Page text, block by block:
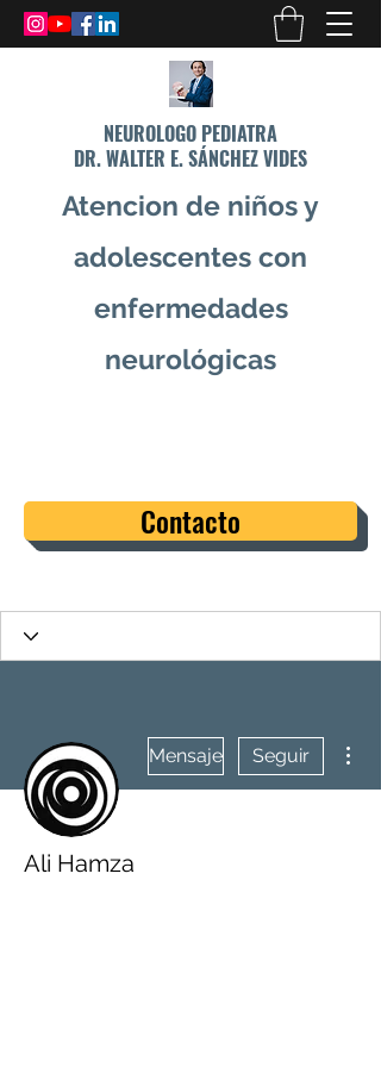
NEUROLOGO PEDIATRA
DR. WALTER E. SÁNCHEZ VIDES
Atencion de niños y
adolescentes con
enfermedades
neurológicas
Contacto
Mensaje Seguir
Ali Hamza